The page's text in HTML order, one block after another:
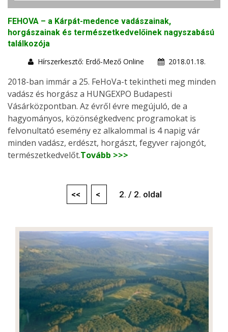
FEHOVA – a Kárpát-medence vadászainak,
horgászainak és természetkedvelőinek nagyszabású
találkozója
Hírszerkesztő: Erdő-Mező Online
2018.01.18.
2018-ban immár a 25. FeHoVa-t tekintheti meg minden
vadász és horgász a HUNGEXPO Budapesti
Vásárközpontban. Az évről évre megújuló, de a
hagyományos, közönségkedvenc programokat is
felvonultató esemény ez alkalommal is 4 napig vár
minden vadász, erdészt, horgászt, fegyver rajongót,
természetkedvelőt.Tovább >>>
<< < 2. / 2. oldal